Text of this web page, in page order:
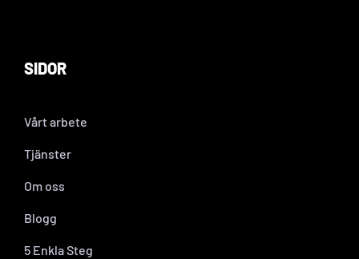
SIDOR
Vårt arbete
Tjänster
Om oss
Blogg
5 Enkla Steg